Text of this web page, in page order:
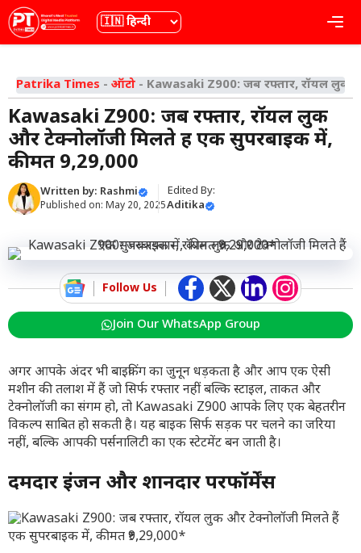
Skip
to
content
भाषा
Patrika Times - ऑटो - Kawasaki Z900: जब रफ्तार, रॉयल लुक
Kawasaki Z900: जब रफ्तार, रॉयल लुक
और टेक्नोलॉजी मिलते हैं एक सुपरबाइक में,
कीमत ₹9,29,000
Written by: Rashmi
Published on: May 20, 2025
Edited By:
Aditika
Follow Us
Join Our WhatsApp Group
अगर आपके अंदर भी बाइकिंग का जुनून धड़कता है और आप एक ऐसी
मशीन की तलाश में हैं जो सिर्फ रफ्तार नहीं बल्कि स्टाइल, ताकत और
टेक्नोलॉजी का संगम हो, तो Kawasaki Z900 आपके लिए एक बेहतरीन
विकल्प साबित हो सकती है। यह बाइक सिर्फ सड़क पर चलने का जरिया
नहीं, बल्कि आपकी पर्सनालिटी का एक स्टेटमेंट बन जाती है।
दमदार इंजन और शानदार परफॉर्मेंस